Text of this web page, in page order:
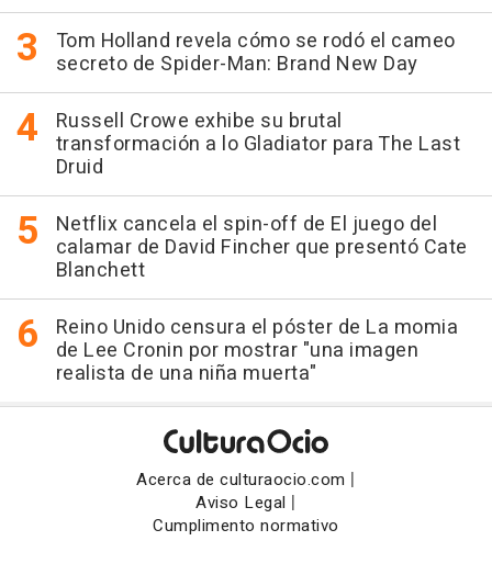
Tom Holland revela cómo se rodó el cameo
secreto de Spider-Man: Brand New Day
Russell Crowe exhibe su brutal
transformación a lo Gladiator para The Last
Druid
Netflix cancela el spin-off de El juego del
calamar de David Fincher que presentó Cate
Blanchett
Reino Unido censura el póster de La momia
de Lee Cronin por mostrar "una imagen
realista de una niña muerta"
Acerca de culturaocio.com |
Aviso Legal |
Cumplimento normativo